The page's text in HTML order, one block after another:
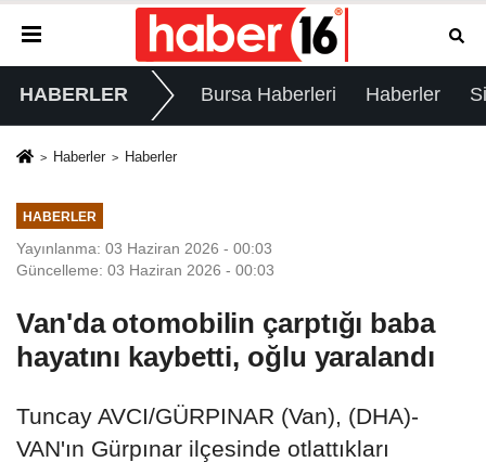
HABERLER Bursa Haberleri Haberler
Haberler Haberler
HABERLER
Yayınlanma: 03 Haziran 2026 - 00:03
Güncelleme: 03 Haziran 2026 - 00:03
Van'da otomobilin çarptığı baba
hayatını kaybetti, oğlu yaralandı
Tuncay AVCI/GÜRPINAR (Van), (DHA)-
VAN'ın Gürpınar ilçesinde otlattıkları